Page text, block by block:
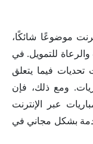
موضوعًا شائكًا،
والرعاة للتمويل. في
تحديات فيما يتعلق
ومع ذلك، فإن
عبر الإنترنت
بشكل مجاني في